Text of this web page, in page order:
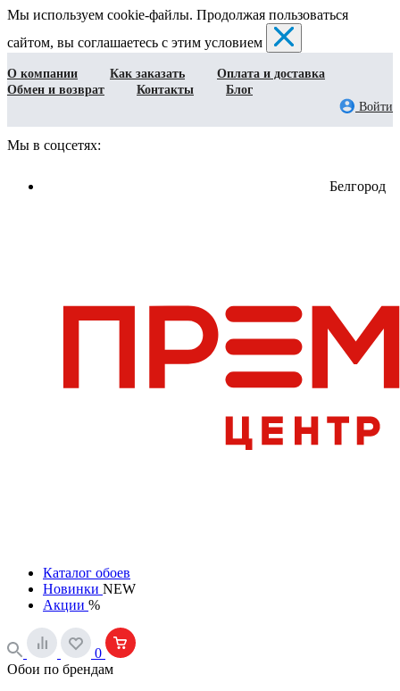
Мы используем cookie-файлы. Продолжая пользоваться
сайтом, вы соглашаетесь с этим условием
О компании Как заказать
Оплата и доставка
Обмен и возврат
Контакты
Блог
Войти
Мы в соцсетях:
Белгород
Каталог обоев
Новинки NEW
Акции %
0
Обои по брендам